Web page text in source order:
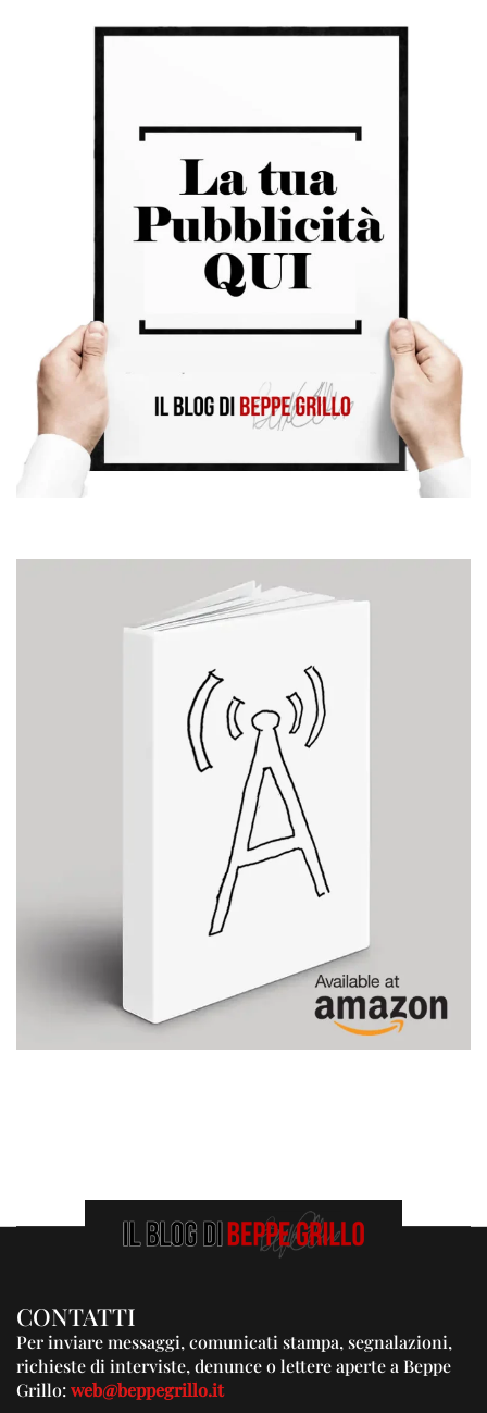
CONTATTI
Per inviare messaggi, comunicati stampa, segnalazioni,
richieste di interviste, denunce o lettere aperte a Beppe
Grillo:web@beppegrillo.it